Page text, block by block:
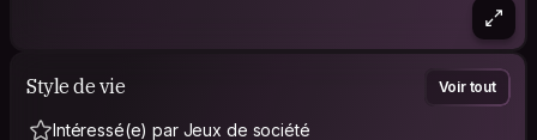
Style de vie Voir tout
Intéressé(e) par Jeux de société